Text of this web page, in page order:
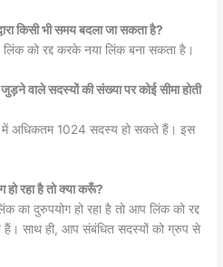
किसी भी समय बदला जा सकता है?
को रद्द करके नया लिंक बना सकता है।
वाले सदस्यों की संख्या पर कोई सीमा होती
में अधिकतम 1024 सदस्य हो सकते हैं। इस
रहा है तो क्या करूँ?
का दुरुपयोग हो रहा है तो आप लिंक को रद्द
साथ ही, आप संबंधित सदस्यों को ग्रुप से